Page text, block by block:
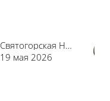
Святогорская Наталья Владимировна
19 мая 2026